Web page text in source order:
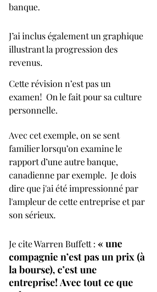
banque.
J’ai inclus également un graphique
illustrant la progression des
revenus.
Cette révision n’est pas un
examen!  On le fait pour sa culture
personnelle.
Avec cet exemple, on se sent
familier lorsqu’on examine le
rapport d’une autre banque,
canadienne par exemple.  Je dois
dire que j'ai été impressionné par
l'ampleur de cette entreprise et par
son sérieux.
Je cite Warren Buffett : « une
compagnie n’est pas un prix (à
la bourse), c’est une
entreprise! Avec tout ce que